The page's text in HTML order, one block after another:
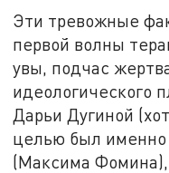
Эти тревожные
первой волны
увы, подчас
идеологического
Дарьи Дугиной
целью был именно
(Максима